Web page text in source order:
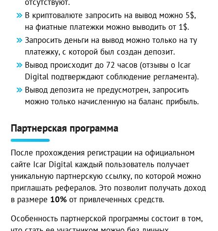
В криптовалюте запросить на вывод можно 5$,
на фиатные платежки можно выводить от 1$.
Запросить деньги на вывод можно только на ту
платежку, с которой был создан депозит.
Вывод происходит до 72 часов (отзывы о Icar
Digital подтверждают соблюдение регламента).
Вывод депозита не предусмотрен, запросить
можно только начисленную на баланс прибыль.
Партнерская программа
После прохождения регистрации на официальном
сайте Icar Digital каждый пользователь получает
уникальную партнерскую ссылку, по которой можно
приглашать рефералов. Это позволит получать доход
в размере 10% от привлеченных средств.
Особенность партнерской программы состоит в том,